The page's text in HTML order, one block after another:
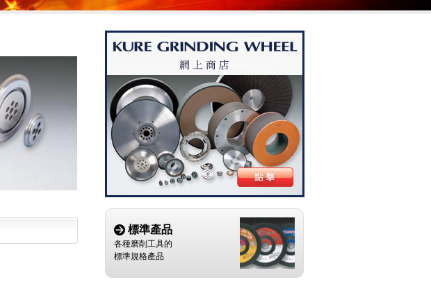
標準產品
各種磨削工具的
標準規格產品